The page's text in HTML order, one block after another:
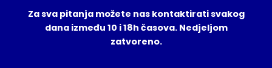
Za sva pitanja možete nas kontaktirati svakog
dana između 10 i 18h časova. Nedjeljom
zatvoreno.